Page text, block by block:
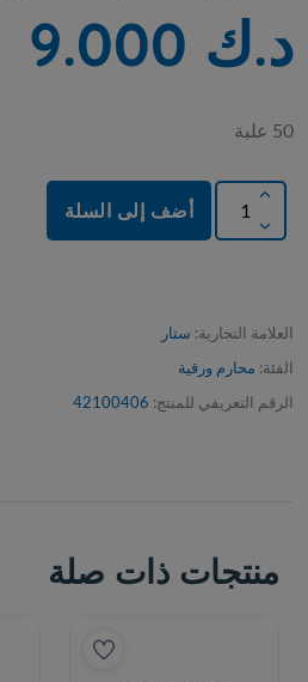
د.ك 9.000
50 علبة
أضف إلى السلة
العلامة التجارية: ستار
الفئة: محارم ورقية
الرقم التعريفي للمنتج: 42100406
منتجات ذات صلة